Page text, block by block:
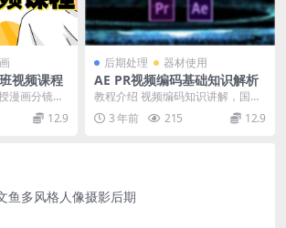
视频课程
漫画分镜的
到落笔，
12.9
后期处理 器材使用
AE PR视频编码基础知识解析
教程介绍 视频编码知识讲解，国内
很多AE CG资源大部分是国外教
程，本套课程已经...
3 年前 215 12.9
鱼多风格人像摄影后期